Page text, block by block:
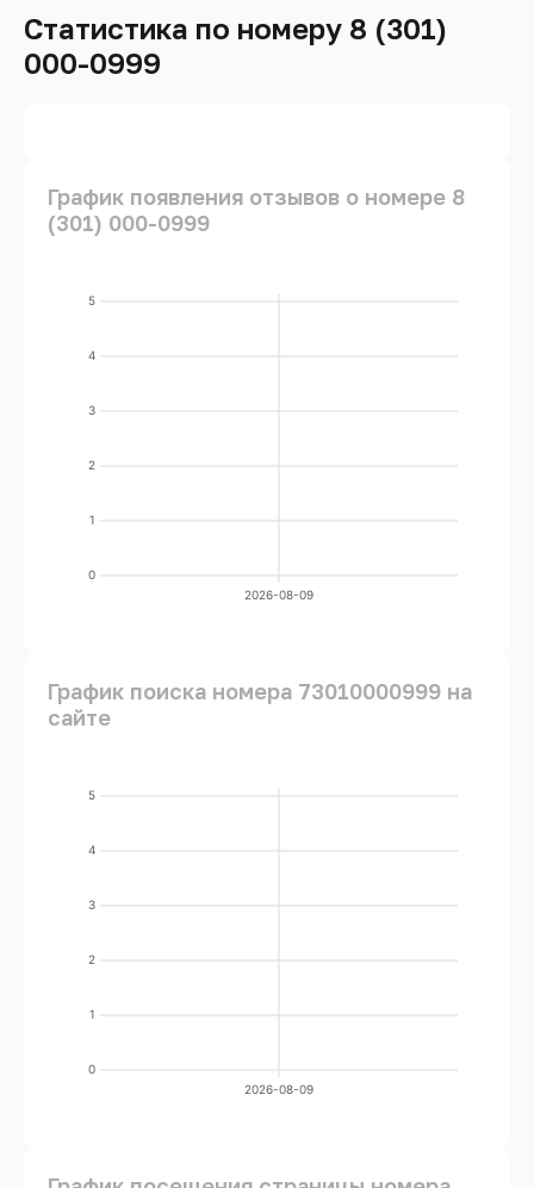
Статистика по номеру 8 (301)
000-0999
График появления отзывов о номере 8
(301) 000-0999
0
1
2
3
4
5
2026-08-09
График поиска номера 73010000999 на
сайте
0
1
2
3
4
5
2026-08-09